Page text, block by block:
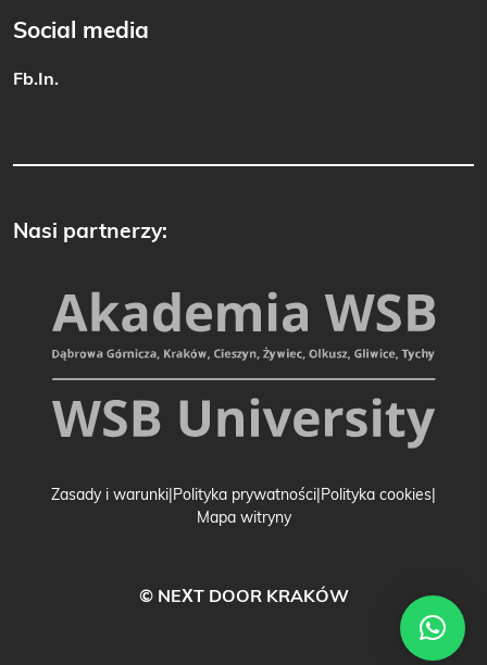
Social media
Fb. In.
Nasi partnerzy:
Zasady i warunki Polityka prywatności Polityka cookies
Mapa witryny
© NEXT DOOR KRAKÓW